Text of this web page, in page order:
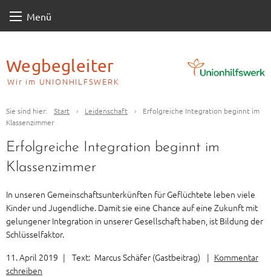
Menü
Wegbegleiter
Wir im UNIONHILFSWERK
Sie sind hier: Start › Leidenschaft ›
Erfolgreiche Integration beginnt im
Klassenzimmer
Erfolgreiche Integration beginnt im
Klassenzimmer
In unseren Gemeinschaftsunterkünften für Geflüchtete leben viele
Kinder und Jugendliche. Damit sie eine Chance auf eine Zukunft mit
gelungener Integration in unserer Gesellschaft haben, ist Bildung der
Schlüsselfaktor.
11. April 2019 | Text: Marcus Schäfer (Gastbeitrag) | Kommentar
schreiben